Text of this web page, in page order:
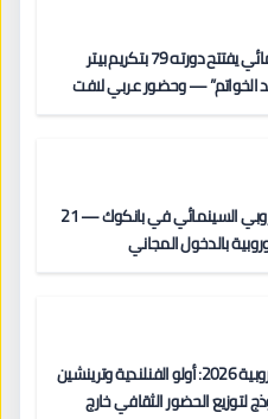
مهرجان كان السينمائي يفتتح دورته 79 بتكريم بيتر
— وحضور عربي لافت
مهرجان الاتحاد الأوروبي السينمائي في بانكوك — 21
عاصمتا الثقافة الأوروبية 2026: أولو الفنلندية وترينشين
لتوزيع الحضور الثقافي خارج